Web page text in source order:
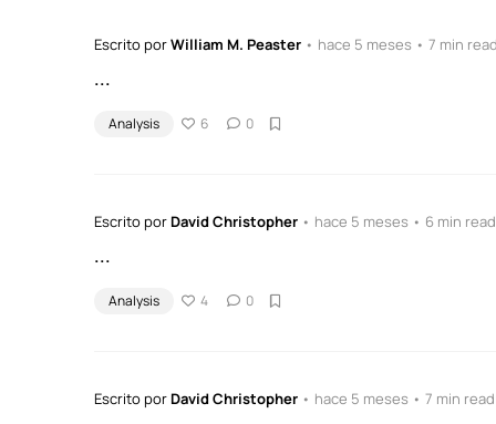
Escrito porWilliam M. Peaster • hace 5 meses • 7 min
...
Analysis 6 0
Escrito porDavid Christopher • hace 5 meses • 6 min read
...
Analysis 4 0
Escrito porDavid Christopher • hace 5 meses • 7 min read